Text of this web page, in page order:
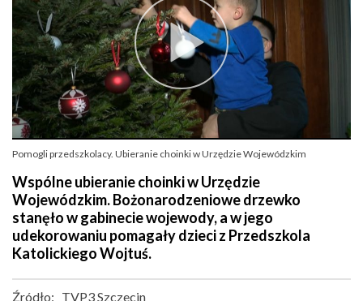
Pomogli przedszkolacy. Ubieranie choinki w Urzędzie Wojewódzkim
Wspólne ubieranie choinki w Urzędzie
Wojewódzkim. Bożonarodzeniowe drzewko
stanęło w gabinecie wojewody, a w jego
udekorowaniu pomagały dzieci z Przedszkola
Katolickiego Wojtuś.
Źródło: TVP3 Szczecin